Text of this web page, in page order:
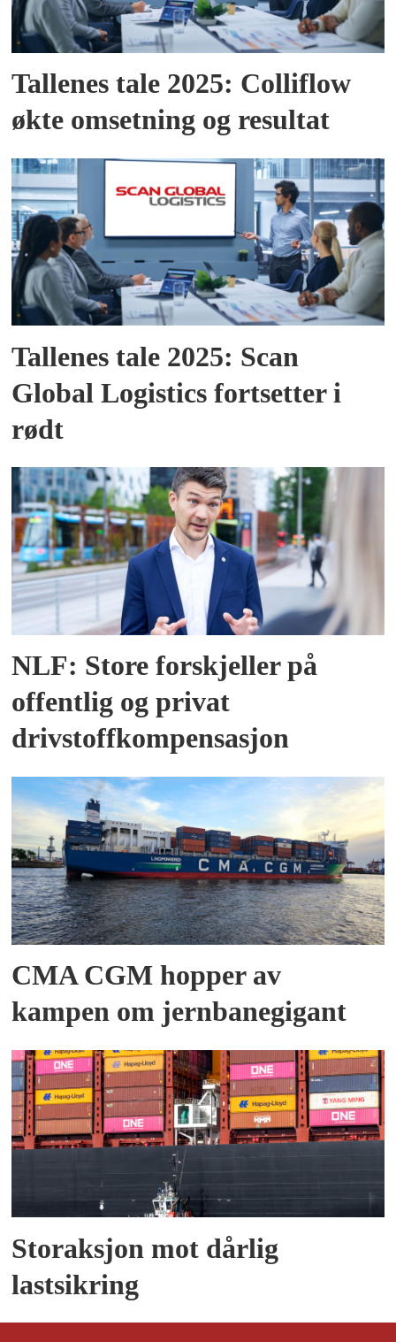
Tallenes tale 2025: Colliflow
økte omsetning og resultat
Tallenes tale 2025: Scan
Global Logistics fortsetter i
rødt
NLF: Store forskjeller på
offentlig og privat
drivstoffkompensasjon
CMA CGM hopper av
kampen om jernbanegigant
Storaksjon mot dårlig
lastsikring